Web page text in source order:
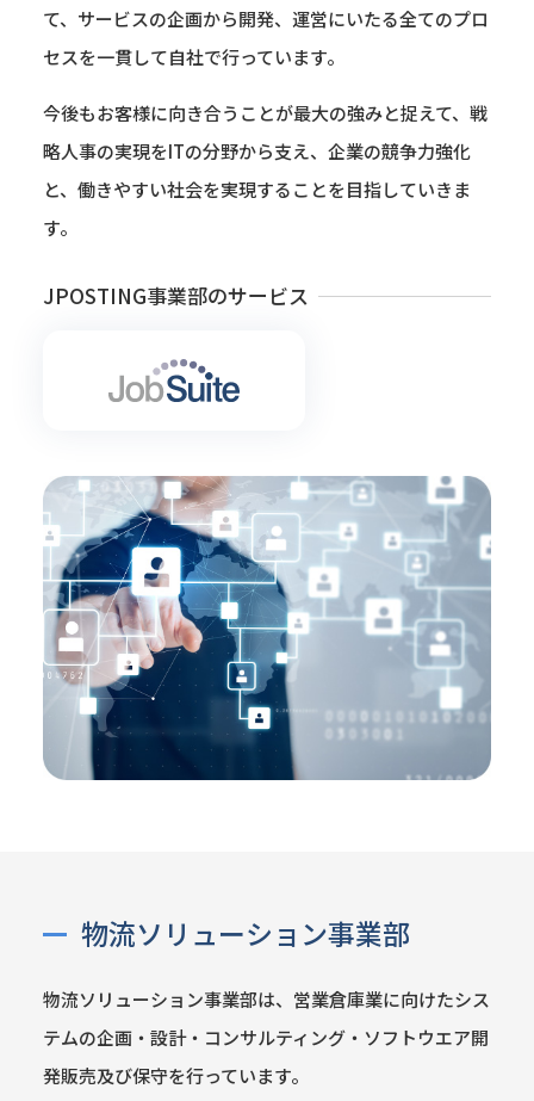
て、サービスの企画から開発、運営にいたる全てのプロ
セスを一貫して自社で行っています。
今後もお客様に向き合うことが最大の強みと捉えて、戦
略人事の実現をITの分野から支え、企業の競争力強化
と、働きやすい社会を実現することを目指していきま
す。
JPOSTING事業部のサービス
物流ソリューション事業部
物流ソリューション事業部は、営業倉庫業に向けたシス
テムの企画・設計・コンサルティング・ソフトウエア開
発販売及び保守を行っています。